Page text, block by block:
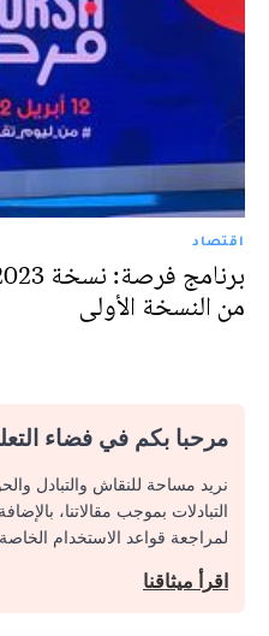
اقتصاد
من النسخة الأولى
مرحبا بكم في فضاء
نريد مساحة للنقاش والتبادل
التبادلات بموجب مقالاتنا،
لمراجعة قواعد الاستخدام الخاصة
اقرأ ميثاقنا